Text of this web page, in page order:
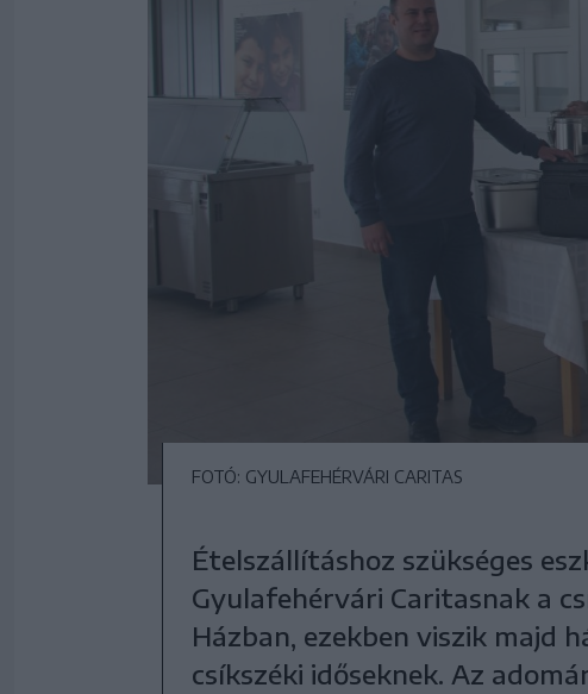
FOTÓ: GYULAFEHÉRVÁRI CARITAS
Ételszállításhoz szükséges
Gyulafehérvári Caritasnak a
Házban, ezekben viszik majd
csíkszéki időseknek. Az